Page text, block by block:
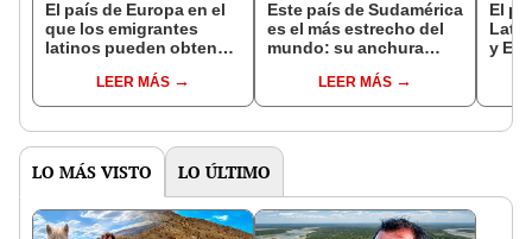
El país de Europa en el
que los emigrantes
latinos pueden obtener
residir sin límites
LEER MÁS
Este país de Sudamérica
es el más estrecho del
mundo: su anchura
es una nación
tricontinental
LEER MÁS
El
y
del
LO MÁS VISTO LO ÚLTIMO